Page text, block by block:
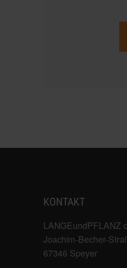
KONTAKT
LANGEundPFLANZ
Joachim-Becher-
67346 Speyer